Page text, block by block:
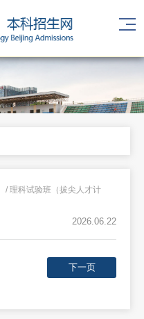
/ 理科试验班（拔尖人才计
2026.06.22
下一页